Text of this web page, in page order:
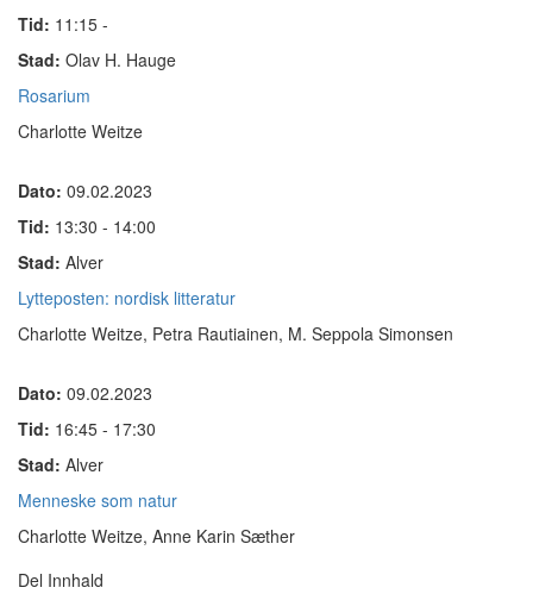
Tid: 11:15 -
Stad: Olav H. Hauge
Rosarium
Charlotte Weitze
Dato: 09.02.2023
Tid: 13:30 - 14:00
Stad: Alver
Lytteposten: nordisk litteratur
Charlotte Weitze, Petra Rautiainen, M. Seppola Simonsen
Dato: 09.02.2023
Tid: 16:45 - 17:30
Stad: Alver
Menneske som natur
Charlotte Weitze, Anne Karin Sæther
Del Innhald